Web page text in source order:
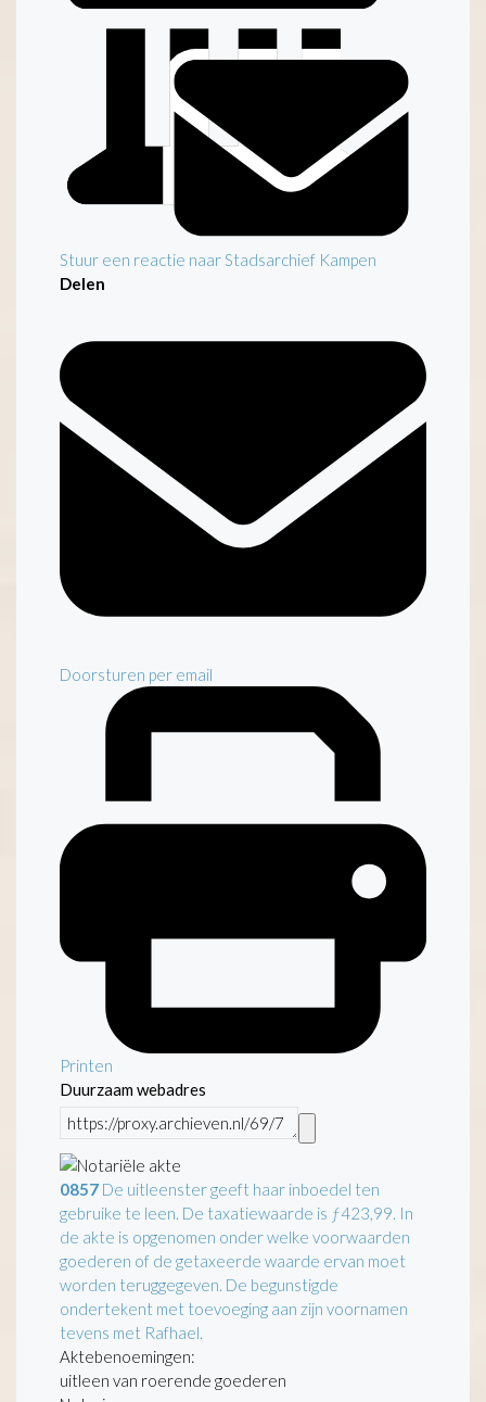
Stuur een reactie naar Stadsarchief Kampen
Delen
Doorsturen per email
Printen
Duurzaam webadres
0857 De uitleenster geeft haar inboedel ten
gebruike te leen. De taxatiewaarde is ƒ423,99. In
de akte is opgenomen onder welke voorwaarden
goederen of de getaxeerde waarde ervan moet
worden teruggegeven. De begunstigde
ondertekent met toevoeging aan zijn voornamen
tevens met Rafhael.
Aktebenoemingen:
uitleen van roerende goederen